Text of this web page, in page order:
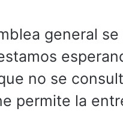
general
no se
permite la